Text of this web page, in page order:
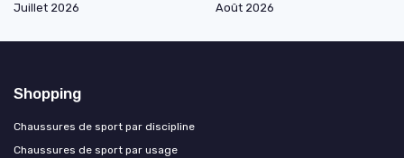
Juillet 2026
Août 2026
Shopping
Chaussures de sport par discipline
Chaussures de sport par usage